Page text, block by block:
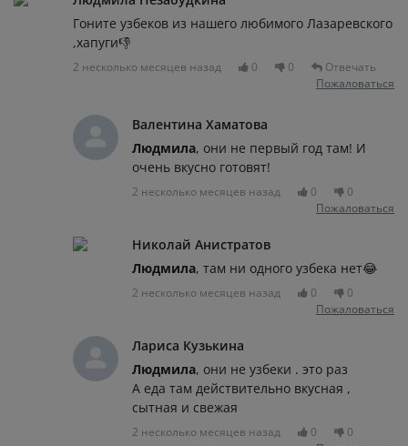
Гоните узбеков из нашего любимого Лазаревского
,хапуги👎
2 несколько месяцев назад 0 0
Отвечать
Пожаловаться
Валентина Хаматова
Людмила, они не первый год там! И
очень вкусно готовят!
2 несколько месяцев назад 0
0
Пожаловаться
Николай Анистратов
Людмила, там ни одного узбека нет😂
2 несколько месяцев назад 0
0
Пожаловаться
Лариса Кузькина
Людмила, они не узбеки . это раз
А еда там действительно вкусная ,
сытная и свежая
2 несколько месяцев назад 0
0